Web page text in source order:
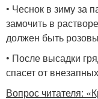
• Чеснок в зиму за
замочить в
должен быть
• После высадки
спасет от
Вопрос читателя: